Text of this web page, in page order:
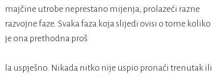
majčine utrobe neprestano mijenja, prolazeći razne
razvojne faze. Svaka faza koja slijedi ovisi o tome koliko
je ona prethodna proš
la uspješno. Nikada nitko nije uspio pronaći trenutak ili